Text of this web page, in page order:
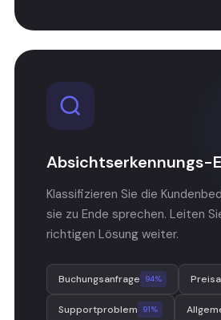
Absichtserkennungs-
Klassifizieren Sie die
sie zu Ende sprechen. Leiten
richtigen Lösung weiter.
Buchungsanfrage 94%
Supportproblem 91%